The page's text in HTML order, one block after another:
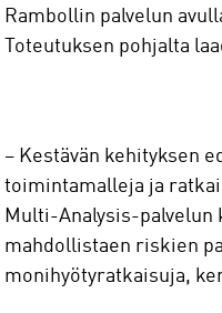
Rambollin palvelun
Toteutuksen pohjalta
– Kestävän kehityksen
toimintamalleja ja
Multi-Analysis-palvelun
mahdollistaen riskien
monihyötyratkaisuja,